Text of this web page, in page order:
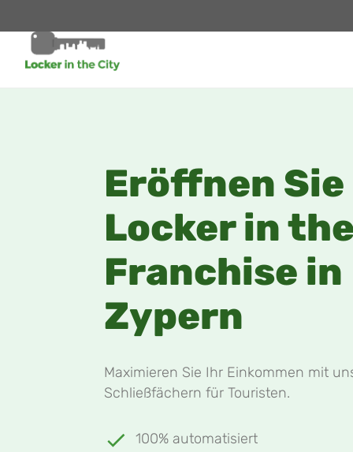
Eröffnen
Locker in
Franchise in
Zypern
Maximieren Sie Ihr Einkommen mit
Schließfächern für Touristen.
100% automatisiert